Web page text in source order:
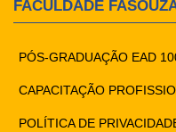
FACULDADE
PÓS-GRADUAÇÃO EAD
CAPACITAÇÃO
POLÍTICA DE